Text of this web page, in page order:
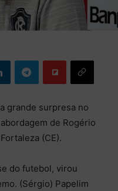
grande surpresa no
de Rogério
(CE).
do futebol, virou
(Sérgio) Papelim